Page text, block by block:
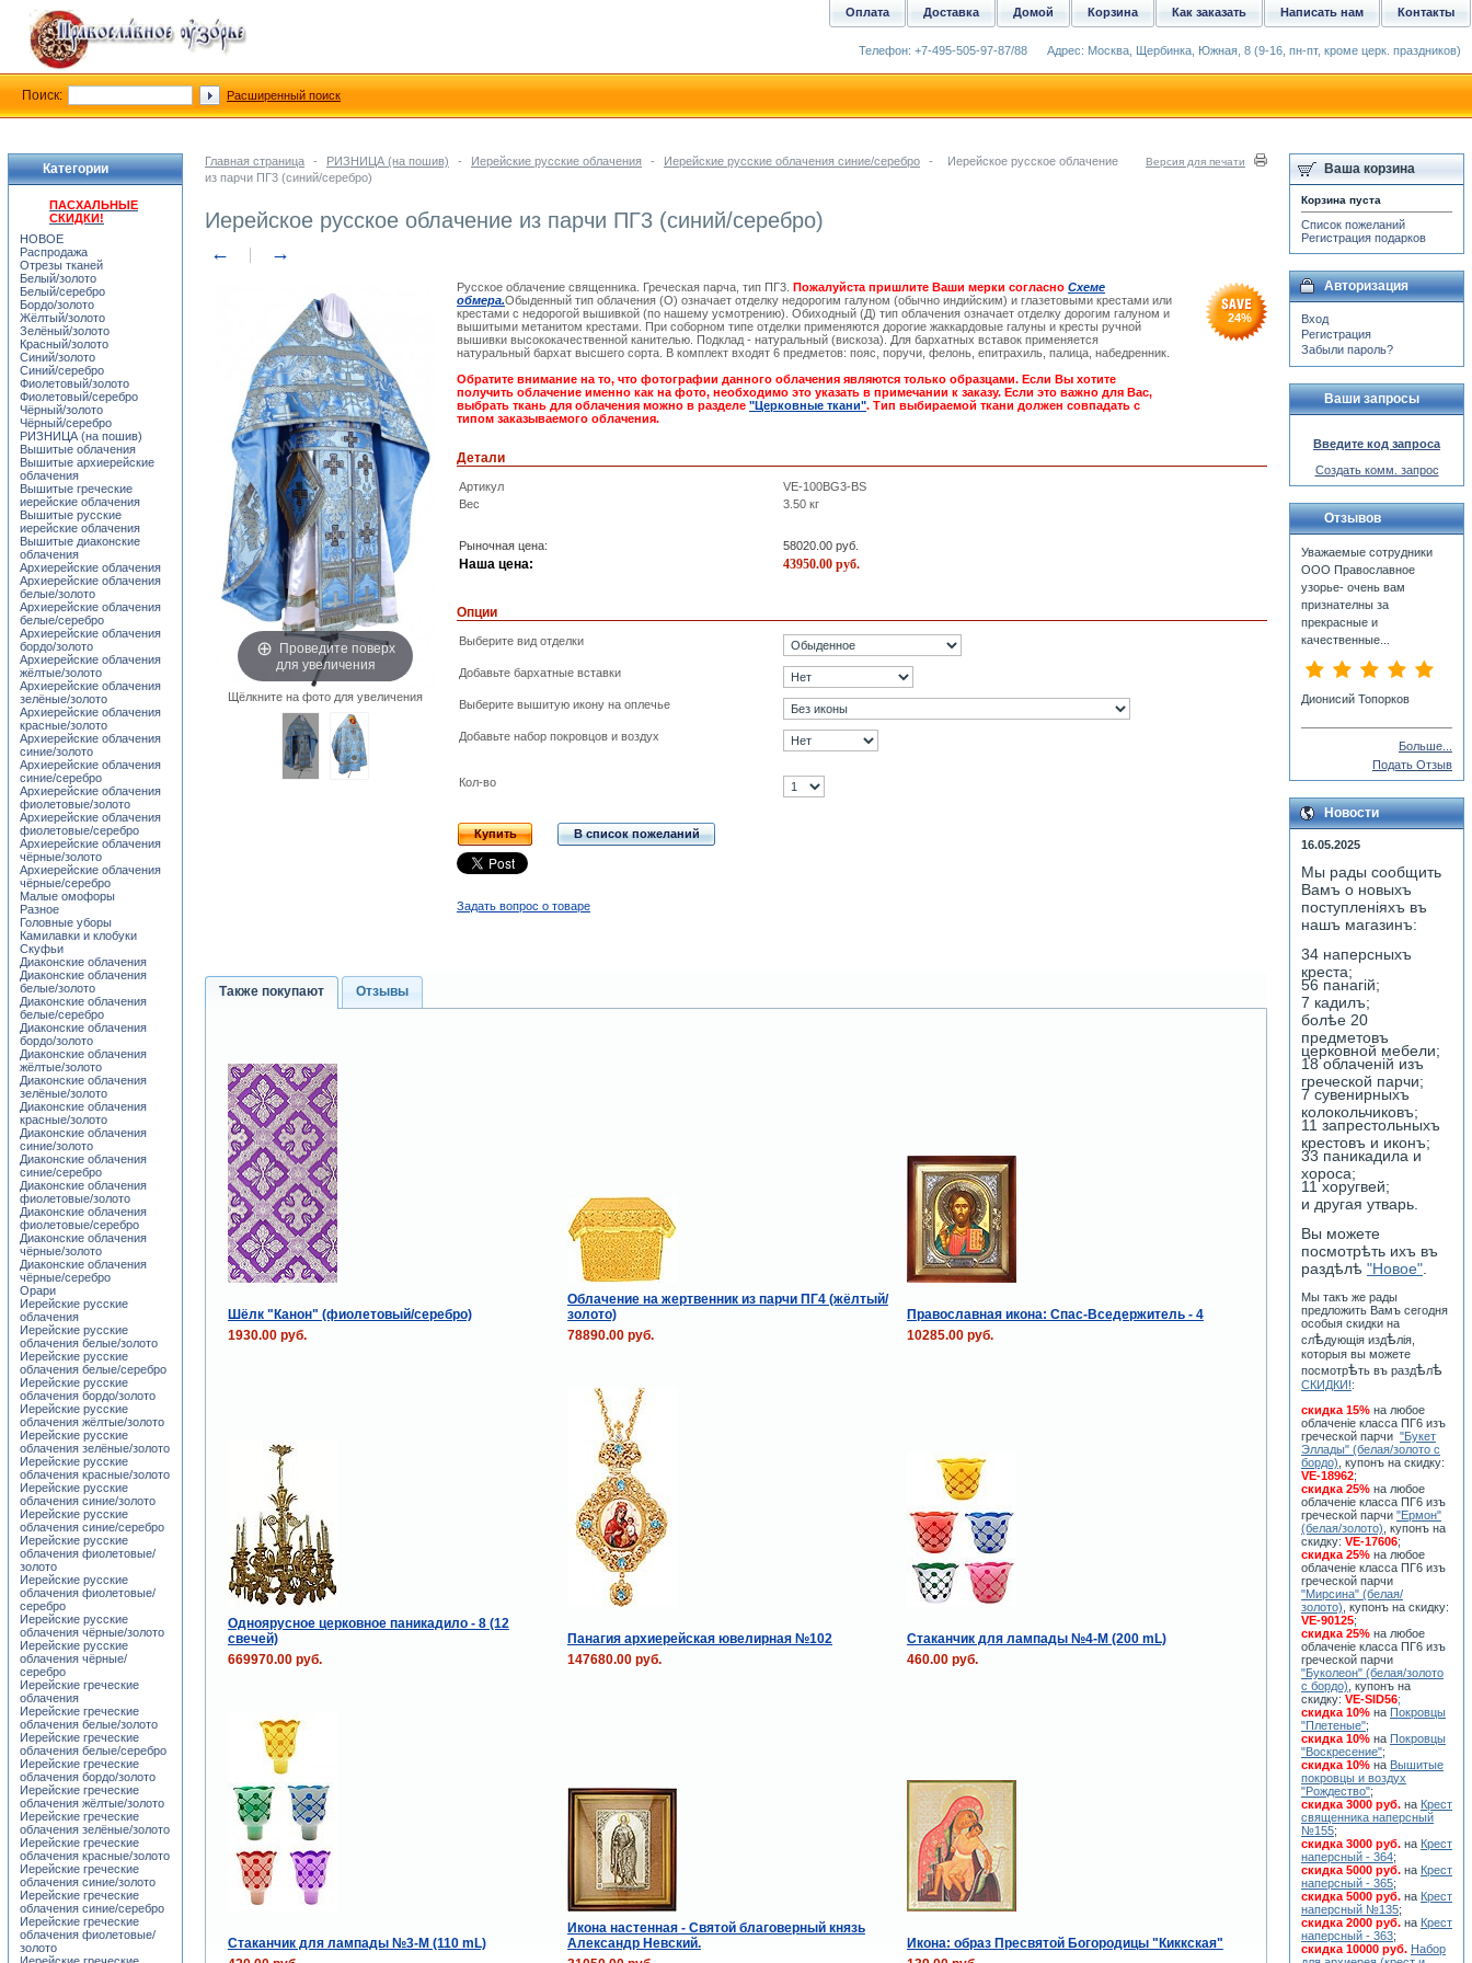
Главная страница - РИЗНИЦА (на пошив) - Иерейские русские облачения - Иерейские русские облачения синие/серебро -
Иерейское русское облачение
из парчи ПГ3 (синий/серебро)
Версия для печати
Иерейское русское облачение из парчи ПГ3 (синий/серебро)
← →
Проведите поверх
для увеличения
Щёлкните на фото для увеличения
Русское облачение священника. Греческая парча, тип ПГ3. Пожалуйста пришлите Ваши мерки согласно Схеме
обмера.Обыденный тип облачения (О) означает отделку недорогим галуном (обычно индийским) и глазетовыми крестами или
крестами с недорогой вышивкой (по нашему усмотрению). Обиходный (Д) тип облачения означает отделку дорогим галуном и
вышитыми метанитом крестами. При соборном типе отделки применяются дорогие жаккардовые галуны и кресты ручной
вышивки высококачественной канителью. Подклад - натуральный (вискоза). Для бархатных вставок применяется
натуральный бархат высшего сорта. В комплект входят 6 предметов: пояс, поручи, фелонь, епитрахиль, палица, набедренник.
Обратите внимание на то, что фотографии данного облачения являются только образцами. Если Вы хотите
получить облачение именно как на фото, необходимо это указать в примечании к заказу. Если это важно для Вас,
выбрать ткань для облачения можно в разделе "Церковные ткани". Тип выбираемой ткани должен совпадать с
типом заказываемого облачения.
24%
Детали
Артикул
VE-100BG3-BS
Вес
3.50 кг
Рыночная цена: 58020.00 руб.
Наша цена: 43950.00 руб.
Опции
Выберите вид отделки
Добавьте бархатные вставки
Выберите вышитую икону на оплечье
Добавьте набор покровцов и воздух
Кол-во
Купить В список пожеланий
Задать вопрос о товаре
Также покупают Отзывы
Шёлк "Канон" (фиолетовый/серебро)
Облачение на жертвенник из парчи ПГ4 (жёлтый/
золото)
Православная икона: Спас-Вседержитель - 4
1930.00 руб.
78890.00 руб. 10285.00 руб.
Одноярусное церковное паникадило - 8 (12
свечей)
Панагия архиерейская ювелирная №102
Стаканчик для лампады №4-M (200 mL)
669970.00 руб.
147680.00 руб. 460.00 руб.
Стаканчик для лампады №3-M (110 mL)
Икона настенная - Святой благоверный князь
Александр Невский.
Икона: образ Пресвятой Богородицы "Киккская"
Категории
ПАСХАЛЬНЫЕ
СКИДКИ!
НОВОЕ
Распродажа
Отрезы тканей
Белый/золото
Белый/серебро
Бордо/золото
Жёлтый/золото
Зелёный/золото
Красный/золото
Синий/золото
Синий/серебро
Фиолетовый/золото
Фиолетовый/серебро
Чёрный/золото
Чёрный/серебро
РИЗНИЦА (на пошив)
Вышитые облачения
Вышитые архиерейские
облачения
Вышитые греческие
иерейские облачения
Вышитые русские
иерейские облачения
Вышитые диаконские
облачения
Архиерейские облачения
Архиерейские облачения
белые/золото
Архиерейские облачения
белые/серебро
Архиерейские облачения
бордо/золото
Архиерейские облачения
жёлтые/золото
Архиерейские облачения
зелёные/золото
Архиерейские облачения
красные/золото
Архиерейские облачения
синие/золото
Архиерейские облачения
синие/серебро
Архиерейские облачения
фиолетовые/золото
Архиерейские облачения
фиолетовые/серебро
Архиерейские облачения
чёрные/золото
Архиерейские облачения
чёрные/серебро
Малые омофоры
Разное
Головные уборы
Камилавки и клобуки
Скуфьи
Диаконские облачения
Диаконские облачения
белые/золото
Диаконские облачения
белые/серебро
Диаконские облачения
бордо/золото
Диаконские облачения
жёлтые/золото
Диаконские облачения
зелёные/золото
Диаконские облачения
красные/золото
Диаконские облачения
синие/золото
Диаконские облачения
синие/серебро
Диаконские облачения
фиолетовые/золото
Диаконские облачения
фиолетовые/серебро
Диаконские облачения
чёрные/золото
Диаконские облачения
чёрные/серебро
Орари
Иерейские русские
облачения
Иерейские русские
облачения белые/золото
Иерейские русские
облачения белые/серебро
Иерейские русские
облачения бордо/золото
Иерейские русские
облачения жёлтые/золото
Иерейские русские
облачения зелёные/золото
Иерейские русские
облачения красные/золото
Иерейские русские
облачения синие/золото
Иерейские русские
облачения синие/серебро
Иерейские русские
облачения фиолетовые/
золото
Иерейские русские
облачения фиолетовые/
серебро
Иерейские русские
облачения чёрные/золото
Иерейские русские
облачения чёрные/
серебро
Иерейские греческие
облачения
Иерейские греческие
облачения белые/золото
Иерейские греческие
облачения белые/серебро
Иерейские греческие
облачения бордо/золото
Иерейские греческие
облачения жёлтые/золото
Иерейские греческие
облачения зелёные/золото
Иерейские греческие
облачения красные/золото
Иерейские греческие
облачения синие/золото
Иерейские греческие
облачения синие/серебро
Иерейские греческие
облачения фиолетовые/
золото
Ваша корзина
Корзина пуста
Список пожеланий
Регистрация подарков
Авторизация
Вход
Регистрация
Забыли пароль?
Ваши запросы
Введите код запроса
Создать комм. запрос
Отзывов
Уважаемые сотрудники
ООО Православное
узорье- очень вам
признателны за
прекрасные и
качественные...
Дионисий Топорков
Больше...
Подать Отзыв
Новости
16.05.2025
Мы рады сообщить
Вамъ о новыхъ
поступленiяхъ въ
нашъ магазинъ:
34 наперсныхъ
креста;
56 панагiй;
7 кадилъ;
болѣе 20
предметовъ
церковной мебели;
18 облаченiй изъ
греческой парчи;
7 сувенирныхъ
колокольчиковъ;
11 запрестольныхъ
крестовъ и иконъ;
33 паникадила и
хороса;
11 хоругвей;
и другая утварь.
Вы можете
посмотрѣть ихъ въ
раздѣлѣ "Новое"
Мы такъ же рады
предложить Вамъ сегодня
особыя скидки на
слѣдующiя издѣлiя,
которыя вы можете
посмотрѣть въ раздѣлѣ
СКИДКИ!:
скидка 15% на любое
облаченiе класса ПГ6 изъ
греческой парчи "Букет
Эллады" (белая/золото с
бордо) , купонъ на скидку:
VE-18962;
скидка 25% на любое
облаченiе класса ПГ6 изъ
греческой парчи "Ермон"
(белая/золото) , купонъ на
скидку: VE-17606;
скидка 25% на любое
облаченiе класса ПГ6 изъ
греческой парчи
"Мирсина" (белая/
золото) , купонъ на скидку:
VE-90125;
скидка 25% на любое
облаченiе класса ПГ6 изъ
греческой парчи
"Буколеон" (белая/золото
с бордо) , купонъ на
скидку: VE-SID56;
скидка 10% на Покровцы
"Плетеные";
скидка 10% на Покровцы
"Воскресение";
скидка 10% на Вышитые
покровцы и воздух
"Рождество";
скидка 3000 руб. на Крест
священника наперсный
№155;
скидка 3000 руб. на Крест
наперсный - 364;
скидка 5000 руб. на Крест
наперсный - 365;
скидка 5000 руб. на Крест
наперсный №135;
скидка 2000 руб. на Крест
наперсный - 363;
скидка 10000 руб. Набор
Контакты
Написать нам
Как заказать
Корзина
Домой
Доставка
Оплата
Телефон: +7-495-505-97-87/88 Адрес: Москва, Щербинка, Южная, 8 (9-16, пн-пт, кроме церк. праздников)
Поиск: Расширенный поиск